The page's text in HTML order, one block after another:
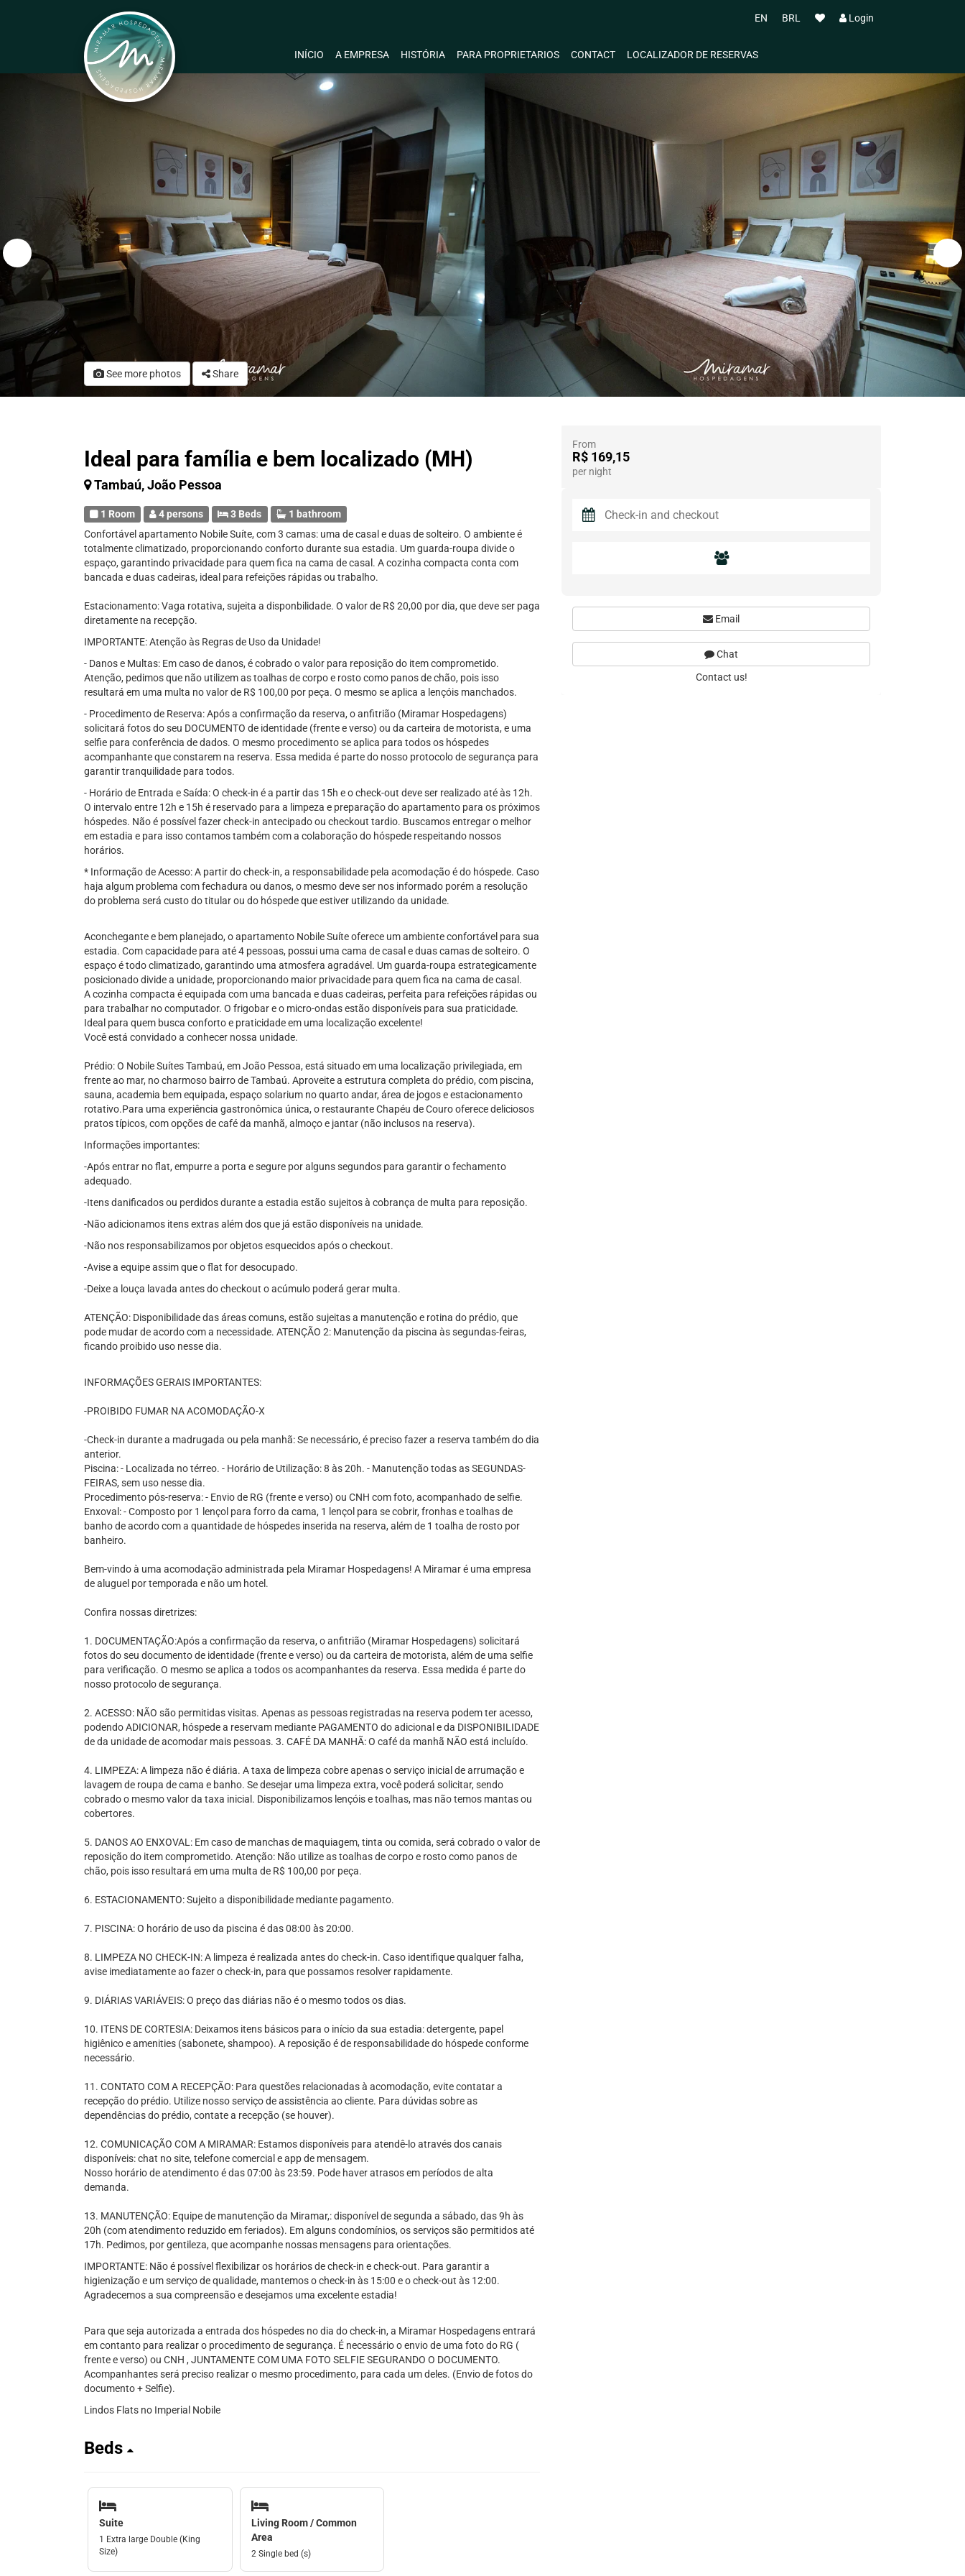
EN BRL Login
INÍCIO A EMPRESA HISTÓRIA PARA PROPRIETARIOS CONTACT LOCALIZADOR DE RESERVAS
See more photos Share
Ideal para família e bem localizado (MH)
Tambaú, João Pessoa
1 Room 4 persons 3 Beds
1 bathroom
Confortável apartamento Nobile Suíte, com 3 camas: uma de casal e duas de solteiro. O ambiente é
totalmente climatizado, proporcionando conforto durante sua estadia. Um guarda-roupa divide o
espaço, garantindo privacidade para quem fica na cama de casal. A cozinha compacta conta com
bancada e duas cadeiras, ideal para refeições rápidas ou trabalho.
Estacionamento: Vaga rotativa, sujeita a disponbilidade. O valor de R$ 20,00 por dia, que deve ser paga
diretamente na recepção.
IMPORTANTE: Atenção às Regras de Uso da Unidade!
- Danos e Multas: Em caso de danos, é cobrado o valor para reposição do item comprometido.
Atenção, pedimos que não utilizem as toalhas de corpo e rosto como panos de chão, pois isso
resultará em uma multa no valor de R$ 100,00 por peça. O mesmo se aplica a lençóis manchados.
- Procedimento de Reserva: Após a confirmação da reserva, o anfitrião (Miramar Hospedagens)
solicitará fotos do seu DOCUMENTO de identidade (frente e verso) ou da carteira de motorista, e uma
selfie para conferência de dados. O mesmo procedimento se aplica para todos os hóspedes
acompanhante que constarem na reserva. Essa medida é parte do nosso protocolo de segurança para
garantir tranquilidade para todos.
- Horário de Entrada e Saída: O check-in é a partir das 15h e o check-out deve ser realizado até às 12h.
O intervalo entre 12h e 15h é reservado para a limpeza e preparação do apartamento para os próximos
hóspedes. Não é possível fazer check-in antecipado ou checkout tardio. Buscamos entregar o melhor
em estadia e para isso contamos também com a colaboração do hóspede respeitando nossos
horários.
* Informação de Acesso: A partir do check-in, a responsabilidade pela acomodação é do hóspede. Caso
haja algum problema com fechadura ou danos, o mesmo deve ser nos informado porém a resolução
do problema será custo do titular ou do hóspede que estiver utilizando da unidade.
Aconchegante e bem planejado, o apartamento Nobile Suíte oferece um ambiente confortável para sua
estadia. Com capacidade para até 4 pessoas, possui uma cama de casal e duas camas de solteiro. O
espaço é todo climatizado, garantindo uma atmosfera agradável. Um guarda-roupa estrategicamente
posicionado divide a unidade, proporcionando maior privacidade para quem fica na cama de casal.
A cozinha compacta é equipada com uma bancada e duas cadeiras, perfeita para refeições rápidas ou
para trabalhar no computador. O frigobar e o micro-ondas estão disponíveis para sua praticidade.
Ideal para quem busca conforto e praticidade em uma localização excelente!
Você está convidado a conhecer nossa unidade.
Prédio: O Nobile Suítes Tambaú, em João Pessoa, está situado em uma localização privilegiada, em
frente ao mar, no charmoso bairro de Tambaú. Aproveite a estrutura completa do prédio, com piscina,
sauna, academia bem equipada, espaço solarium no quarto andar, área de jogos e estacionamento
rotativo.Para uma experiência gastronômica única, o restaurante Chapéu de Couro oferece deliciosos
pratos típicos, com opções de café da manhã, almoço e jantar (não inclusos na reserva).
Informações importantes:
-Após entrar no flat, empurre a porta e segure por alguns segundos para garantir o fechamento
adequado.
-Itens danificados ou perdidos durante a estadia estão sujeitos à cobrança de multa para reposição.
-Não adicionamos itens extras além dos que já estão disponíveis na unidade.
-Não nos responsabilizamos por objetos esquecidos após o checkout.
-Avise a equipe assim que o flat for desocupado.
-Deixe a louça lavada antes do checkout o acúmulo poderá gerar multa.
ATENÇÃO: Disponibilidade das áreas comuns, estão sujeitas a manutenção e rotina do prédio, que
pode mudar de acordo com a necessidade. ATENÇÃO 2: Manutenção da piscina às segundas-feiras,
ficando proibido uso nesse dia.
INFORMAÇÕES GERAIS IMPORTANTES:
-PROIBIDO FUMAR NA ACOMODAÇÃO-X
-Check-in durante a madrugada ou pela manhã: Se necessário, é preciso fazer a reserva também do dia
anterior.
Piscina: - Localizada no térreo. - Horário de Utilização: 8 às 20h. - Manutenção todas as SEGUNDAS-
FEIRAS, sem uso nesse dia.
Procedimento pós-reserva: - Envio de RG (frente e verso) ou CNH com foto, acompanhado de selfie.
Enxoval: - Composto por 1 lençol para forro da cama, 1 lençol para se cobrir, fronhas e toalhas de
banho de acordo com a quantidade de hóspedes inserida na reserva, além de 1 toalha de rosto por
banheiro.
Bem-vindo à uma acomodação administrada pela Miramar Hospedagens! A Miramar é uma empresa
de aluguel por temporada e não um hotel.
Confira nossas diretrizes:
1. DOCUMENTAÇÃO:Após a confirmação da reserva, o anfitrião (Miramar Hospedagens) solicitará
fotos do seu documento de identidade (frente e verso) ou da carteira de motorista, além de uma selfie
para verificação. O mesmo se aplica a todos os acompanhantes da reserva. Essa medida é parte do
nosso protocolo de segurança.
2. ACESSO: NÃO são permitidas visitas. Apenas as pessoas registradas na reserva podem ter acesso,
podendo ADICIONAR, hóspede a reservam mediante PAGAMENTO do adicional e da DISPONIBILIDADE
de da unidade de acomodar mais pessoas. 3. CAFÉ DA MANHÃ: O café da manhã NÃO está incluído.
4. LIMPEZA: A limpeza não é diária. A taxa de limpeza cobre apenas o serviço inicial de arrumação e
lavagem de roupa de cama e banho. Se desejar uma limpeza extra, você poderá solicitar, sendo
cobrado o mesmo valor da taxa inicial. Disponibilizamos lençóis e toalhas, mas não temos mantas ou
cobertores.
5. DANOS AO ENXOVAL: Em caso de manchas de maquiagem, tinta ou comida, será cobrado o valor de
reposição do item comprometido. Atenção: Não utilize as toalhas de corpo e rosto como panos de
chão, pois isso resultará em uma multa de R$ 100,00 por peça.
6. ESTACIONAMENTO: Sujeito a disponibilidade mediante pagamento.
7. PISCINA: O horário de uso da piscina é das 08:00 às 20:00.
8. LIMPEZA NO CHECK-IN: A limpeza é realizada antes do check-in. Caso identifique qualquer falha,
avise imediatamente ao fazer o check-in, para que possamos resolver rapidamente.
9. DIÁRIAS VARIÁVEIS: O preço das diárias não é o mesmo todos os dias.
10. ITENS DE CORTESIA: Deixamos itens básicos para o início da sua estadia: detergente, papel
higiênico e amenities (sabonete, shampoo). A reposição é de responsabilidade do hóspede conforme
necessário.
11. CONTATO COM A RECEPÇÃO: Para questões relacionadas à acomodação, evite contatar a
recepção do prédio. Utilize nosso serviço de assistência ao cliente. Para dúvidas sobre as
dependências do prédio, contate a recepção (se houver).
12. COMUNICAÇÃO COM A MIRAMAR: Estamos disponíveis para atendê-lo através dos canais
disponíveis: chat no site, telefone comercial e app de mensagem.
Nosso horário de atendimento é das 07:00 às 23:59. Pode haver atrasos em períodos de alta
demanda.
13. MANUTENÇÃO: Equipe de manutenção da Miramar,: disponível de segunda a sábado, das 9h às
20h (com atendimento reduzido em feriados). Em alguns condomínios, os serviços são permitidos até
17h. Pedimos, por gentileza, que acompanhe nossas mensagens para orientações.
IMPORTANTE: Não é possível flexibilizar os horários de check-in e check-out. Para garantir a
higienização e um serviço de qualidade, mantemos o check-in às 15:00 e o check-out às 12:00.
Agradecemos a sua compreensão e desejamos uma excelente estadia!
Para que seja autorizada a entrada dos hóspedes no dia do check-in, a Miramar Hospedagens entrará
em contanto para realizar o procedimento de segurança. É necessário o envio de uma foto do RG (
frente e verso) ou CNH , JUNTAMENTE COM UMA FOTO SELFIE SEGURANDO O DOCUMENTO.
Acompanhantes será preciso realizar o mesmo procedimento, para cada um deles. (Envio de fotos do
documento + Selfie).
Lindos Flats no Imperial Nobile
Beds
Suite
1 Extra large Double (King
Size)
Living Room / Common
Area
2 Single bed (s)
From
R$ 169,15
per night
Email
Chat
Contact us!